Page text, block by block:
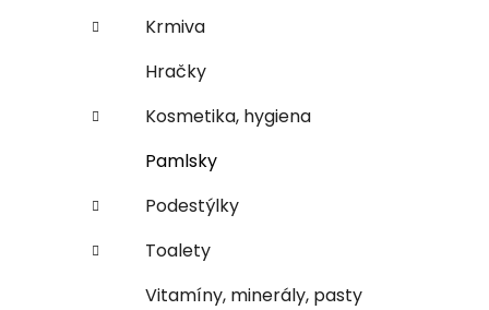
n
a
l
e
Krmiva
Hračky
Kosmetika, hygiena
Pamlsky
Podestýlky
Toalety
Vitamíny, minerály, pasty